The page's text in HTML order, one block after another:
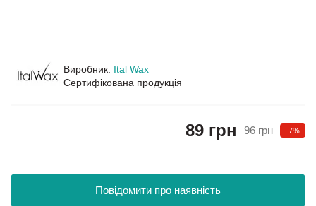
Виробник: Ital Wax
Сертифікована продукція
96 грн -7%
89 грн
Повідомити про наявність